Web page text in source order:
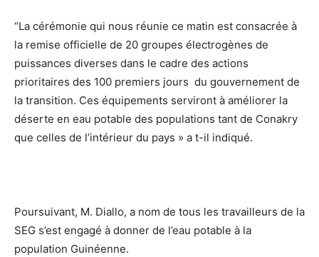
“La cérémonie qui nous réunie ce matin est consacrée à
la remise officielle de 20 groupes électrogènes de
puissances diverses dans le cadre des actions
prioritaires des 100 premiers jours du gouvernement de
la transition. Ces équipements serviront à améliorer la
déserte en eau potable des populations tant de Conakry
que celles de l’intérieur du pays » a t-il indiqué.
Poursuivant, M. Diallo, a nom de tous les travailleurs de la
SEG s’est engagé à donner de l’eau potable à la
population Guinéenne.